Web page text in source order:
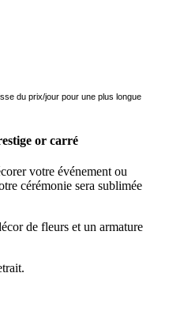
du prix/jour pour une plus longue
or carré
votre événement ou
cérémonie sera sublimée
de fleurs et un armature